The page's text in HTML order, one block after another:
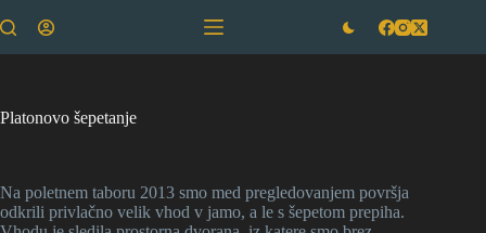
to
Platonovo šepetanje
Na poletnem taboru 2013 smo med pregledovanjem površja
odkrili privlačno velik vhod v jamo, a le s šepetom prepiha.